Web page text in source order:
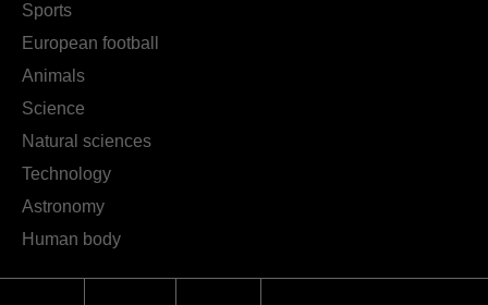
Sports
European football
Animals
Science
Natural sciences
Technology
Astronomy
Human body